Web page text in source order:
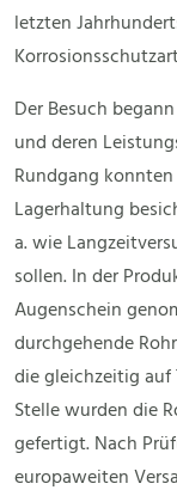
letzten
Der Besuch
und deren
Rundgang
Lagerhaltung
a. wie
sollen. In der
Augenschein
durchgehende
die gleichzeitig
Stelle wurden die
gefertigt. Nach
europaweiten